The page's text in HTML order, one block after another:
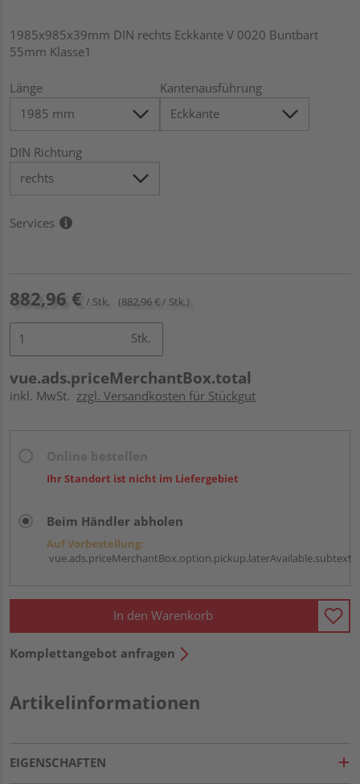
1985x985x39mm DIN rechts Eckkante V 0020 Buntbart
55mm Klasse1
Länge Kantenausführung
DIN Richtung
Services
882,96 € / Stk. (882,96 € / Stk.)
Stk.
vue.ads.priceMerchantBox.total
inkl. MwSt. zzgl. Versandkosten für Stückgut
Ihr Standort ist nicht im Liefergebiet
Beim Händler abholen
Auf Vorbestellung:
vue.ads.priceMerchantBox.option.pickup.laterAvailable.subtext
In den Warenkorb
Komplettangebot anfragen
Artikelinformationen
EIGENSCHAFTEN